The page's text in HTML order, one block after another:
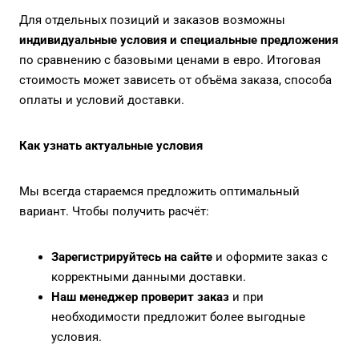
Для отдельных позиций и заказов возможны
индивидуальные условия и специальные предложения
по сравнению с базовыми ценами в евро. Итоговая
стоимость может зависеть от объёма заказа, способа
оплаты и условий доставки.
Как узнать актуальные условия
Мы всегда стараемся предложить оптимальный
вариант. Чтобы получить расчёт:
Зарегистрируйтесь на сайте и оформите заказ с
корректными данными доставки.
Наш менеджер проверит заказ и при
необходимости предложит более выгодные
условия.